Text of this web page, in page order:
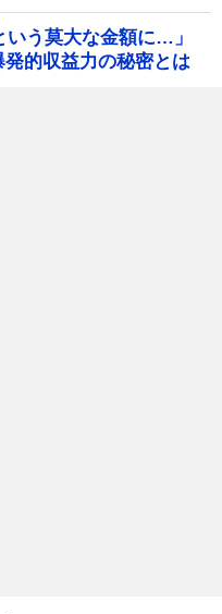
いう莫大な金額に…」
的収益力の秘密とは